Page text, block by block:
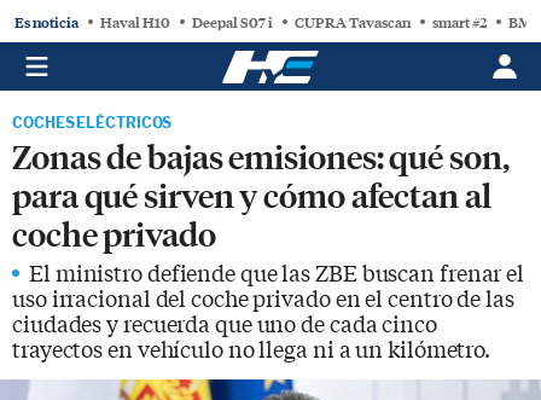
Es noticia Haval H10 Deepal S07 i CUPRA Tavascan smart #2
COCHES ELÉCTRICOS
Zonas de bajas emisiones: qué son,
para qué sirven y cómo afectan al
coche privado
El ministro defiende que las ZBE buscan frenar el
uso irracional del coche privado en el centro de las
ciudades y recuerda que uno de cada cinco
trayectos en vehículo no llega ni a un kilómetro.